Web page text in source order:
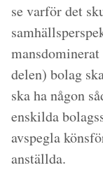
se varför det
delen) bolag
ska ha någon
enskilda
avspegla
anställda.